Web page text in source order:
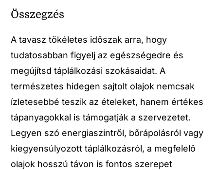
Összegzés
A tavasz tökéletes időszak arra, hogy
tudatosabban figyelj az egészségedre és
megújítsd táplálkozási szokásaidat. A
természetes hidegen sajtolt olajok nemcsak
ízletesebbé teszik az ételeket, hanem értékes
tápanyagokkal is támogatják a szervezetet.
Legyen szó energiaszintről, bőrápolásról vagy
kiegyensúlyozott táplálkozásról, a megfelelő
olajok hosszú távon is fontos szerepet